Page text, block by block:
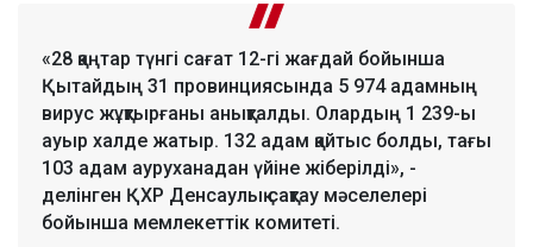
«28 қаңтар түнгі сағат 12-гі жағдай бойынша
Қытайдың 31 провинциясында 5 974 адамның
вирус жұқтырғаны анықталды. Олардың 1 239-ы
ауыр халде жатыр. 132 адам қайтыс болды, тағы
103 адам ауруханадан үйіне жіберілді», -
делінген ҚХР Денсаулық сақтау мәселелері
бойынша мемлекеттік комитеті.